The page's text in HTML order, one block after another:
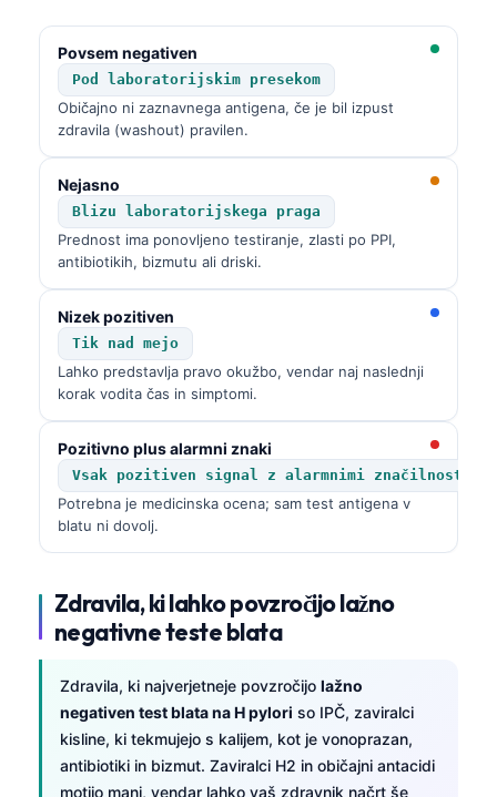
Povsem negativen
Pod laboratorijskim presekom
Običajno ni zaznavnega antigena, če je bil izpust
zdravila (washout) pravilen.
Nejasno
Blizu laboratorijskega praga
Prednost ima ponovljeno testiranje, zlasti po PPI,
antibiotikih, bizmutu ali driski.
Nizek pozitiven
Tik nad mejo
Lahko predstavlja pravo okužbo, vendar naj naslednji
korak vodita čas in simptomi.
Pozitivno plus alarmni znaki
Vsak pozitiven signal z alarmnimi značilnostmi
Potrebna je medicinska ocena; sam test antigena v
blatu ni dovolj.
Zdravila, ki lahko povzročijo lažno
negativne teste blata
Zdravila, ki najverjetneje povzročijo lažno
negativen test blata na H pylori so IPČ, zaviralci
kisline, ki tekmujejo s kalijem, kot je vonoprazan,
antibiotiki in bizmut. Zaviralci H2 in običajni antacidi
motijo manj, vendar lahko vaš zdravnik načrt še